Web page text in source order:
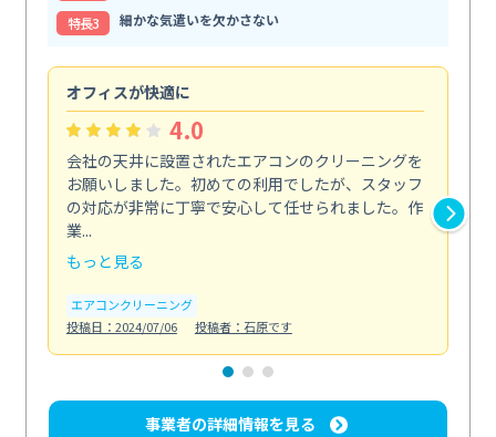
特⻑3
細かな気遣いを欠かさない
オフィスが快適に
4.0
会社の天井に設置されたエアコンのクリーニングを
お願いしました。初めての利用でしたが、スタッフ
の対応が非常に丁寧で安心して任せられました。作
業...
もっと見る
エアコンクリーニング
投稿日：2024/07/06
投稿者：石原です
事業者の詳細情報を見る